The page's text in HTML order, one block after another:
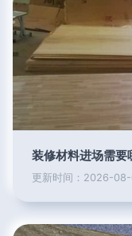
装修材料进场需要
更新时间：2026-